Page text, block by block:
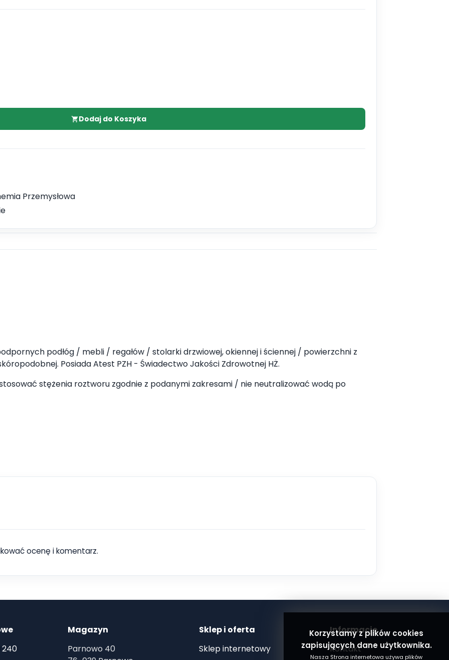
Dodaj do Koszyka
Przemysłowa
podłóg / mebli / regałów / stolarki drzwiowej, okiennej i ściennej / powierzchni z
Posiada Atest PZH - Świadectwo Jakości Zdrowotnej HŻ.
stężenia roztworu zgodnie z podanymi zakresami / nie neutralizować wodą po
ocenę i komentarz.
240
Magazyn
Parnowo 40
Sklep i oferta
Sklep internetowy
Informacje
Kontakt
Korzystamy z plików cookies
zapisujących dane użytkownika.
Nasza Strona internetowa używa plików